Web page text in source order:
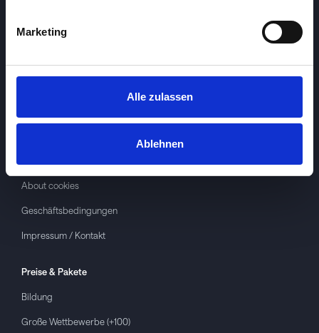
Marketing
Alle zulassen
Ablehnen
About cookies
Geschäftsbedingungen
Impressum / Kontakt
Preise & Pakete
Bildung
Große Wettbewerbe (+100)